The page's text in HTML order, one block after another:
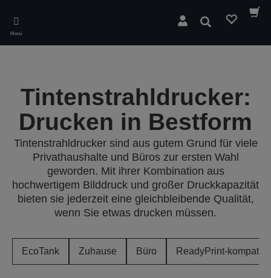
main
content
Menü
Suchen
Tintenstrahldrucker:
Drucken in Bestform
Tintenstrahldrucker sind aus gutem Grund für viele
Privathaushalte und Büros zur ersten Wahl
geworden. Mit ihrer Kombination aus
hochwertigem Bilddruck und großer Druckkapazität
bieten sie jederzeit eine gleichbleibende Qualität,
wenn Sie etwas drucken müssen.
EcoTank Zuhause Büro ReadyPrint-